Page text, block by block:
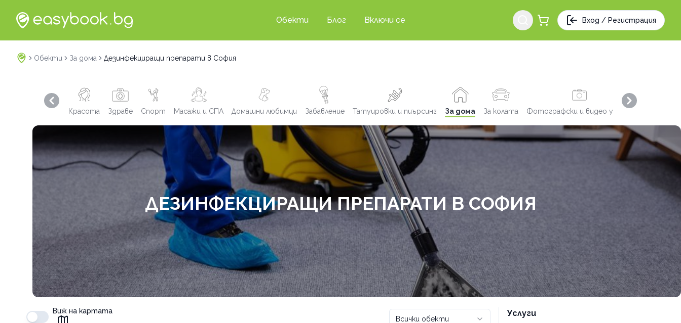
Обекти Блог Включи се Вход / Регистрация
Обекти За дома Дезинфекциращи препарати в София
Красота Здраве Спорт Масажи и СПА Домашни любимци Забавление Татуировки и пиърсинг За дома За колата Фотографски и видео услуги
Previous slide Next slide
ДЕЗИНФЕКЦИРАЩИ ПРЕПАРАТИ В СОФИЯ
Виж на картата
Всички обекти
Услуги